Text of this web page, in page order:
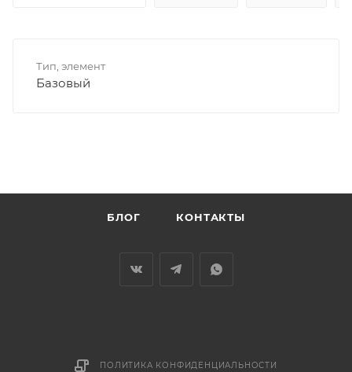
Тип, элемент
Базовый
БЛОГ КОНТАКТЫ
ПОЛИТИКА КОНФИДЕНЦИАЛЬНОСТИ